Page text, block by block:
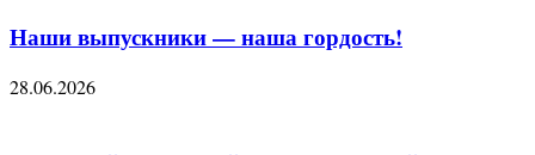
Наши выпускники — наша гордость!
28.06.2026